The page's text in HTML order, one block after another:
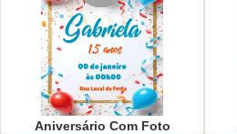
Aniversário Com Foto